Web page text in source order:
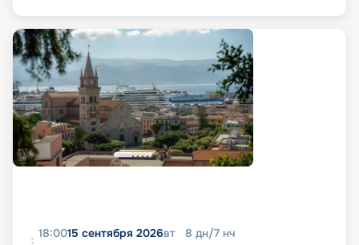
18:0015 сентября 2026вт 8 дн/7 нч